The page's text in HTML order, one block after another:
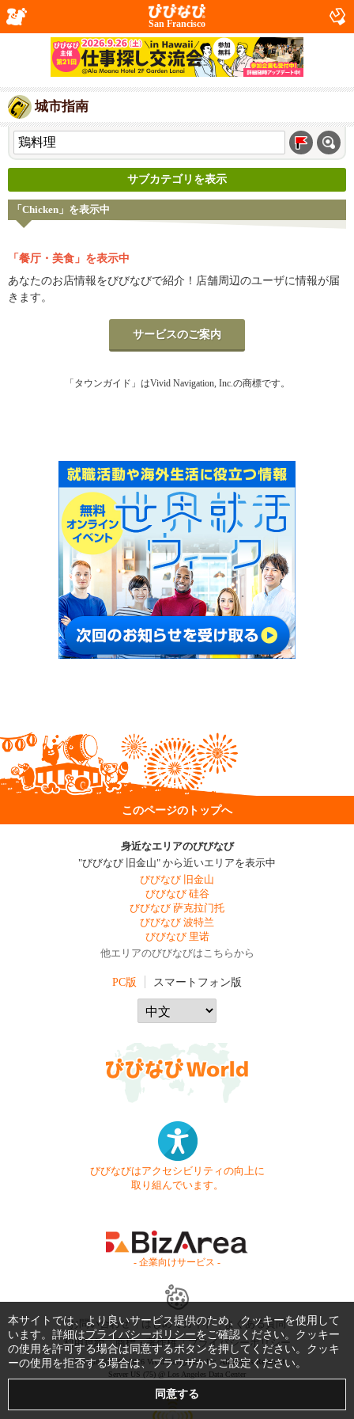
San Francisco
城市指南
サブカテゴリを表示
「Chicken」を表示中
「餐厅・美食」を表示中
あなたのお店情報をびびなびで紹介！店舗周辺のユーザに情報が届
きます。
サービスのご案内
「タウンガイド」はVivid Navigation, Inc.の商標です。
このページのトップへ
身近なエリアのびびなび
"びびなび 旧金山" から近いエリアを表示中
びびなび 旧金山
びびなび 硅谷
びびなび 萨克拉门托
びびなび 波特兰
びびなび 里诺
他エリアのびびなびはこちらから
PC版 スマートフォン版
びびなびはアクセシビリティの向上に
取り組んでいます。
- 企業向けサービス -
お問い合わせ はじめてガイド
よくある質問
利用規約
商標・著作権 プライバシーポリシー
Copyright © 1999-2026 Vivid Navigation, Inc. All Rights Reserved.
Server US (75) @ Los Angeles Data Center
本サイトでは、より良いサービス提供のため、クッキーを使用して
います。詳細はプライバシーポリシーをご確認ください。クッキー
の使用を許可する場合は同意するボタンを押してください。クッキ
ーの使用を拒否する場合は、ブラウザからご設定ください。